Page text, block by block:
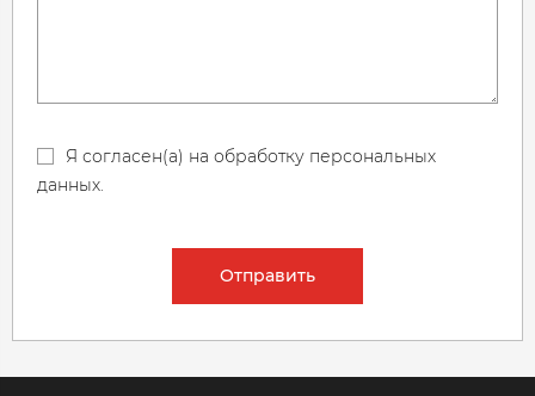
Я согласен(а) на обработку персональных
данных.
Отправить